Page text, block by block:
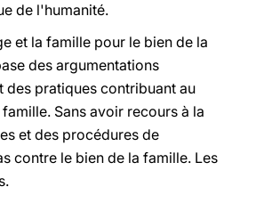
de l'humanité.
et la famille pour le bien de la
des argumentations
des pratiques contribuant au
Sans avoir recours à la
et des procédures de
contre le bien de la famille. Les